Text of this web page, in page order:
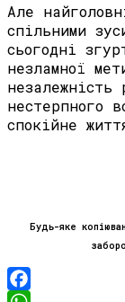
Але
спільними
сьогодні
незламної
нестерпного
спокійне
Будь-яке